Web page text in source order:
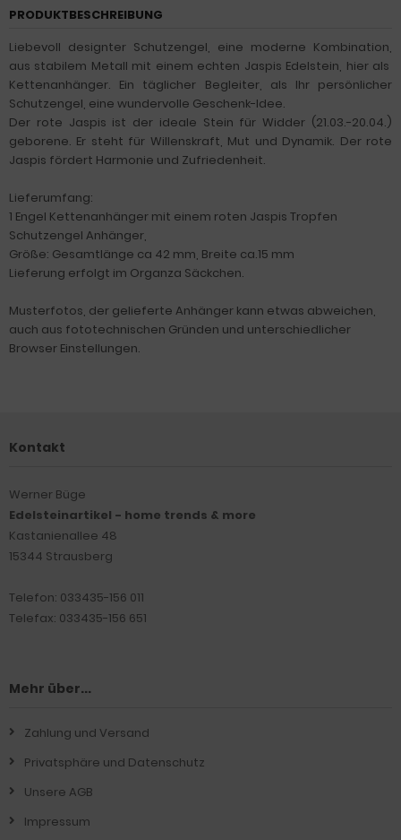
PRODUKTBESCHREIBUNG
Liebevoll designter Schutzengel, eine moderne Kombination,
aus stabilem Metall mit einem echten Jaspis Edelstein, hier als
Kettenanhänger. Ein täglicher Begleiter, als Ihr persönlicher
Schutzengel, eine wundervolle Geschenk-Idee.
Der rote Jaspis ist der ideale Stein für Widder (21.03.-20.04.)
geborene. Er steht für Willenskraft, Mut und Dynamik. Der rote
Jaspis fördert Harmonie und Zufriedenheit.
Lieferumfang:
1 Engel Kettenanhänger mit einem roten Jaspis Tropfen
Schutzengel Anhänger,
Größe: Gesamtlänge ca 42 mm, Breite ca.15 mm
Lieferung erfolgt im Organza Säckchen.
Musterfotos, der gelieferte Anhänger kann etwas abweichen,
auch aus fototechnischen Gründen und unterschiedlicher
Browser Einstellungen.
Kontakt
Werner Büge
Edelsteinartikel - home trends & more
Kastanienallee 48
15344 Strausberg
Telefon: 033435-156 011
Telefax: 033435-156 651
Mehr über...
Zahlung und Versand
Privatsphäre und Datenschutz
Unsere AGB
Impressum